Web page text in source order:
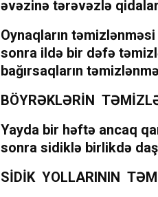
əvəzinə tərəvəzlə
Oynaqların
sonra ildə bir dəfə
bağırsaqların
BÖYRƏKLƏRİN
Yayda bir həftə ancaq
sonra sidiklə birlikdə
SİDİK YOLLARININ